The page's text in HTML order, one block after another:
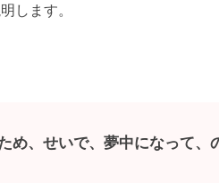
します。
め、せいで、夢中になって、